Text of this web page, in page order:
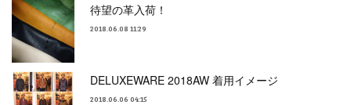
待望の革入荷！
2018.06.08 11:29
DELUXEWARE 2018AW 着用イメージ
2018.06.06 04:15